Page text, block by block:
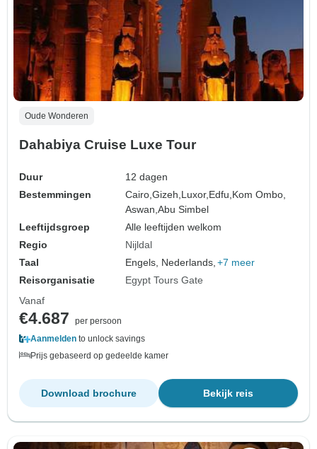
Oude Wonderen
Dahabiya Cruise Luxe Tour
Duur
12 dagen
Bestemmingen
Cairo,Gizeh, Luxor, Edfu, Kom Ombo,
Aswan,Abu Simbel
Leeftijdsgroep
Alle leeftijden welkom
Regio
Nijldal
Taal
Engels, Nederlands, +7 meer
Reisorganisatie
Egypt Tours Gate
Vanaf
€4.687
per persoon
Aanmelden to unlock savings
Prijs gebaseerd op gedeelde kamer
Bekijk reis
Download brochure